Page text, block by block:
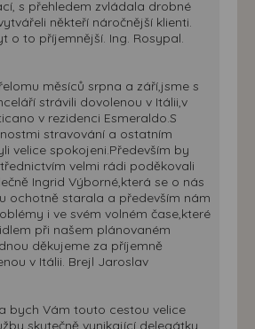
s přehledem zvládala drobné
někteří náročnější klienti.
o to příjemnější. Ing. Rosypal.
měsíců srpna a září,jsme s
strávili dovolenou v Itálii,v
v rezidenci Esmeraldo.S
stravování a ostatním
velice spokojeni.Především by
velmi rádi poděkovali
Ingrid Výborné,která se o nás
ochotně starala a především nám
i ve svém volném čase,které
při našem plánovaném
děkujeme za příjemně
v Itálii. Brejl Jaroslav
bych Vám touto cestou velice
skutečně vynikající delegátky